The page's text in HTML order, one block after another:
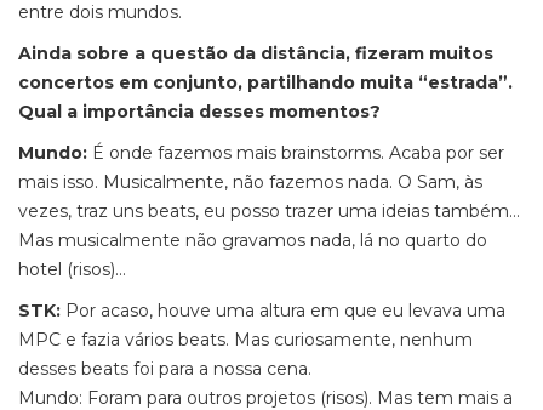
entre dois mundos.
Ainda sobre a questão da distância, fizeram muitos
concertos em conjunto, partilhando muita “estrada”.
Qual a importância desses momentos?
Mundo: É onde fazemos mais brainstorms. Acaba por ser
mais isso. Musicalmente, não fazemos nada. O Sam, às
vezes, traz uns beats, eu posso trazer uma ideias também…
Mas musicalmente não gravamos nada, lá no quarto do
hotel (risos)...
STK: Por acaso, houve uma altura em que eu levava uma
MPC e fazia vários beats. Mas curiosamente, nenhum
desses beats foi para a nossa cena.
Mundo: Foram para outros projetos (risos). Mas tem mais a